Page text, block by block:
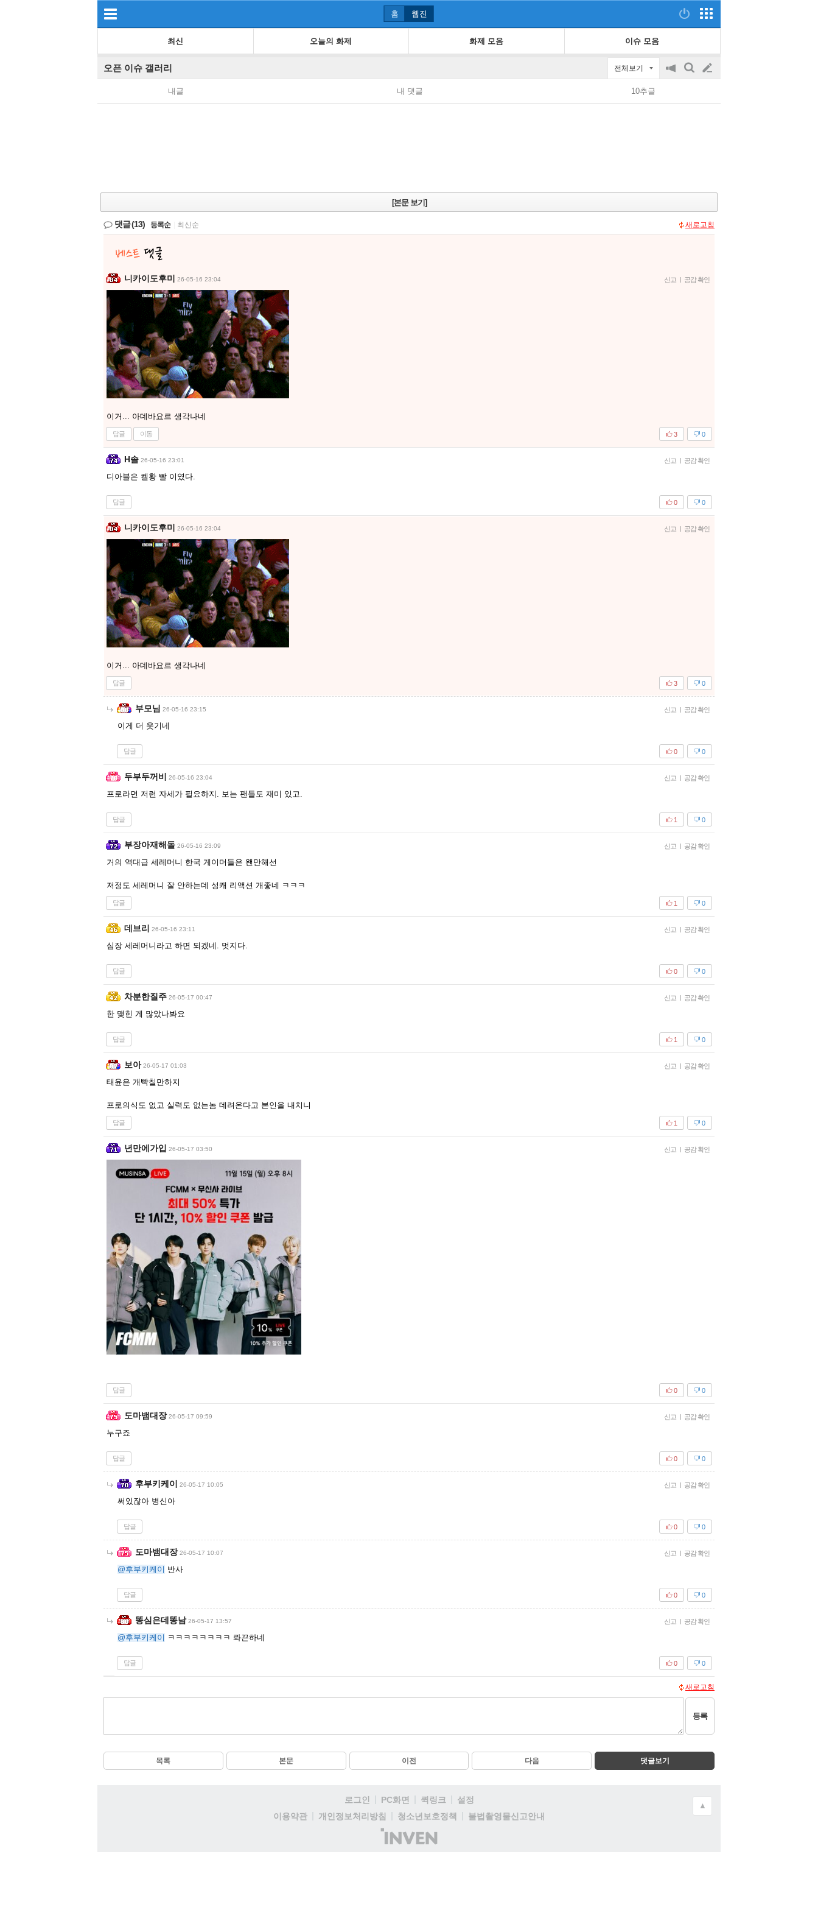
홈 웹진
최신 오늘의 화제 화제 모음 이슈 모음
오픈 이슈 갤러리 전체보기
공
on/off
검
글
쓰
내글 내 댓글 10추글
[본문 보기]
댓글(13) 등록순 최신순 새로고침
니카이도후미 26-05-16 23:04 신고 | 공감 확인
이거... 아데바요르 생각나네
답글 이동 0
3
H솔 26-05-16 23:01 신고 | 공감 확인
디아블은 켈황 빨 이였다.
답글 0
0
니카이도후미 26-05-16 23:04 신고 | 공감 확인
이거... 아데바요르 생각나네
답글 0
3
부모님 26-05-16 23:15 신고 | 공감 확인
이게 더 웃기네
답글 0
0
두부두꺼비 26-05-16 23:04 신고 | 공감 확인
프로라면 저런 자세가 필요하지. 보는 팬들도 재미 있고.
답글 0
1
부장아재해돌 26-05-16 23:09 신고 | 공감 확인
거의 역대급 세레머니 한국 게이머들은 왠만해선
저정도 세레머니 잘 안하는데 성캐 리액션 개좋네 ㅋㅋㅋ
답글 0
1
데브리 26-05-16 23:11 신고 | 공감 확인
심장 세레머니라고 하면 되겠네. 멋지다.
답글 0
0
차분한질주 26-05-17 00:47 신고 | 공감 확인
한 맺힌 게 많았나봐요
답글 0
1
보아 26-05-17 01:03 신고 | 공감 확인
태윤은 개빡칠만하지
프로의식도 없고 실력도 없는놈 데려온다고 본인을 내치니
답글 0
1
년만에가입 26-05-17 03:50 신고 | 공감 확인
답글 0
0
도마뱀대장 26-05-17 09:59 신고 | 공감 확인
누구죠
답글 0
0
후부키케이 26-05-17 10:05 신고 | 공감 확인
써있잖아 병신아
답글 0
0
도마뱀대장 26-05-17 10:07 신고 | 공감 확인
@후부키케이 반사
답글 0
0
똥심은데똥남 26-05-17 13:57 신고 | 공감 확인
@후부키케이 ㅋㅋㅋㅋㅋㅋㅋㅋ 롸끈하네
답글 0
0
새로고침
등록
목록 본문 이전 다음 댓글보기
로그인 PC화면 퀵링크
설정
이용약관
개인정보처리방침 청소년보호정책
불법촬영물신고안내
(주)
인
▲